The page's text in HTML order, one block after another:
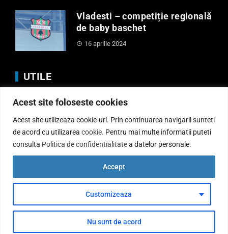
Acest site foloseste cookies
Acest site utilizeaza cookie-uri. Prin continuarea navigarii sunteti
de acord cu utilizarea cookie. Pentru mai multe informatii puteti
consulta Politica de confidentialitatea datelor personale.
Customizeaza
Nu sunt de acord
Accept
Vladesti – competiție regională
de baby baschet
16 aprilie 2024
UTILE
Anunturi
Regulamente
Politica de Cookies
Politică de confidențialitate
Solutii IT